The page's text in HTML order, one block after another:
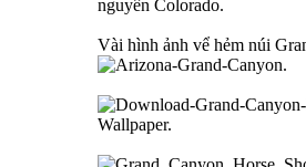
nguyên Colorado.
Vài hình ảnh vể hẻm núi